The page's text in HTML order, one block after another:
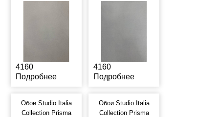
4160
Подробнее
4160
Подробнее
Обои Studio Italia
Collection Prisma
Обои Studio Italia
Collection Prisma